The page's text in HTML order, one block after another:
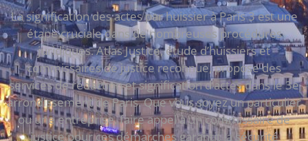
La signification des actes par huissier à Paris 3 est une
étape cruciale dans de nombreuses procédures
juridiques. Atlas Justice, étude d’huissiers et
commissaires de justice reconnue, propose des
services de rédaction et signification d’actes dans le 3e
arrondissement de Paris. Que vous soyez un particulier
ou une entreprise, faire appel à un commissaire de
justice pour ces démarches garantit la sécurité